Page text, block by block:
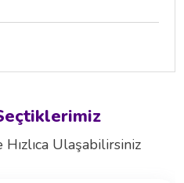
Hızlıca Ulaşabilirsiniz